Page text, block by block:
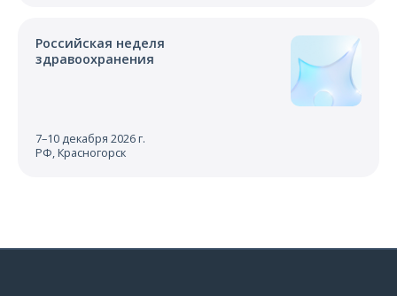
Российская неделя
здравоохранения
7–10 декабря 2026 г.
РФ, Красногорск